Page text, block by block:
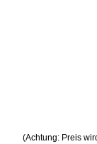
(Achtung: Preis